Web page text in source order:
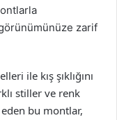
zarif
ile kış şıklığını
stiller ve renk
bu montlar,